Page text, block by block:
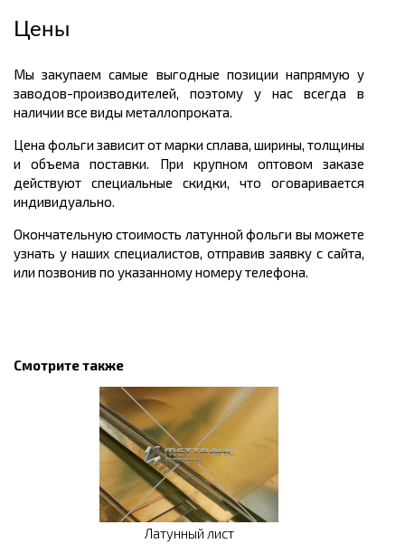
Цены
Мы закупаем самые выгодные позиции напрямую у
заводов-производителей, поэтому у нас всегда в
наличии все виды металлопроката.
Цена фольги зависит от марки сплава, ширины, толщины
и объема поставки. При крупном оптовом заказе
действуют специальные скидки, что оговаривается
индивидуально.
Окончательную стоимость латунной фольги вы можете
узнать у наших специалистов, отправив заявку с сайта,
или позвонив по указанному номеру телефона.
Смотрите также
Латунный лист